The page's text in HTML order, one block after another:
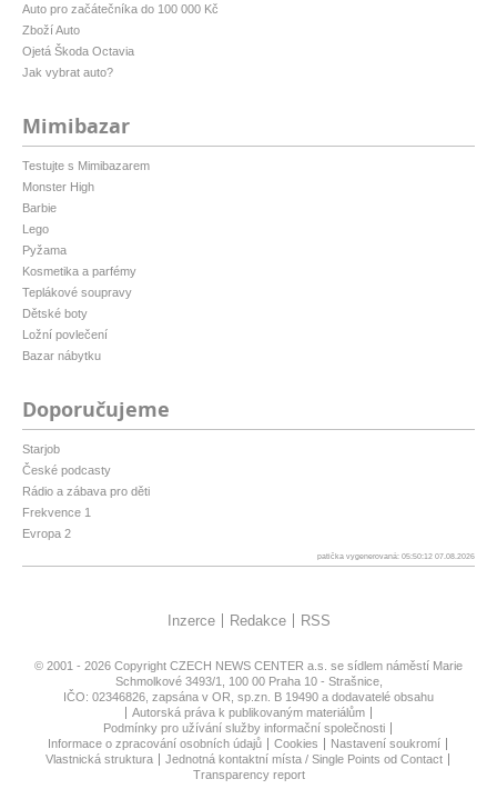
Auto pro začátečníka do 100 000 Kč
Zboží Auto
Ojetá Škoda Octavia
Jak vybrat auto?
Mimibazar
Testujte s Mimibazarem
Monster High
Barbie
Lego
Pyžama
Kosmetika a parfémy
Teplákové soupravy
Dětské boty
Ložní povlečení
Bazar nábytku
Doporučujeme
Starjob
České podcasty
Rádio a zábava pro děti
Frekvence 1
Evropa 2
patička vygenerovaná: 05:50:12 07.08.2026
Inzerce Redakce RSS
© 2001 - 2026 Copyright CZECH NEWS CENTER a.s. se sídlem náměstí Marie
Schmolkové 3493/1, 100 00 Praha 10 - Strašnice,
IČO: 02346826, zapsána v OR, sp.zn. B 19490 a dodavatelé obsahu
Autorská práva k publikovaným materiálům
Podmínky pro užívání služby informační společnosti
Informace o zpracování osobních údajů
Cookies
Nastavení soukromí
Vlastnická struktura
Jednotná kontaktní místa / Single Points od Contact
Transparency report